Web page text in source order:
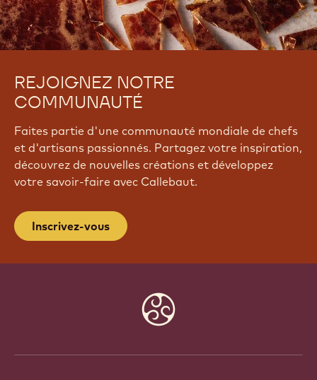
REJOIGNEZ NOTRE
COMMUNAUTÉ
Faites partie d'une communauté mondiale de chefs
et d'artisans passionnés. Partagez votre inspiration,
découvrez de nouvelles créations et développez
votre savoir-faire avec Callebaut.
Inscrivez-vous